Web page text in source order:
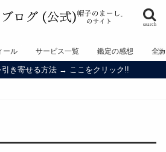
search
ール サービス一覧 鑑定の感想 全
引き寄せる方法 → ここをクリック!!